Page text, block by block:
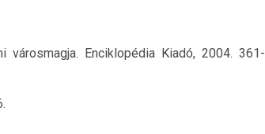
városmagja. Enciklopédia Kiadó, 2004. 361-